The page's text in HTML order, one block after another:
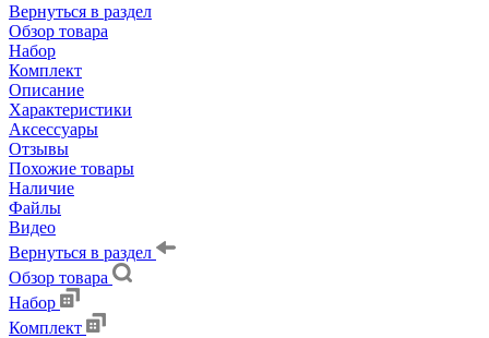
Вернуться в раздел
Обзор товара
Набор
Комплект
Описание
Характеристики
Аксессуары
Отзывы
Похожие товары
Наличие
Файлы
Видео
Вернуться в раздел
Обзор товара
Набор
Комплект